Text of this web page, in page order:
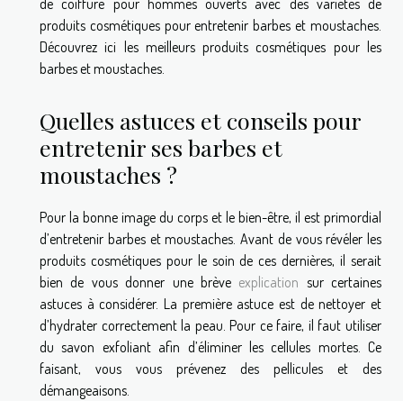
produits cosmétiques pour entretenir barbes et moustaches.
Découvrez ici les meilleurs produits cosmétiques pour les
barbes et moustaches.
Quelles astuces et conseils pour
entretenir ses barbes et
moustaches ?
Pour la bonne image du corps et le bien-être, il est primordial
d’entretenir barbes et moustaches. Avant de vous révéler les
produits cosmétiques pour le soin de ces dernières, il serait
bien de vous donner une brève explication sur certaines
astuces à considérer. La première astuce est de nettoyer et
d’hydrater correctement la peau. Pour ce faire, il faut utiliser
du savon exfoliant afin d’éliminer les cellules mortes. Ce
faisant, vous vous prévenez des pellicules et des
démangeaisons.